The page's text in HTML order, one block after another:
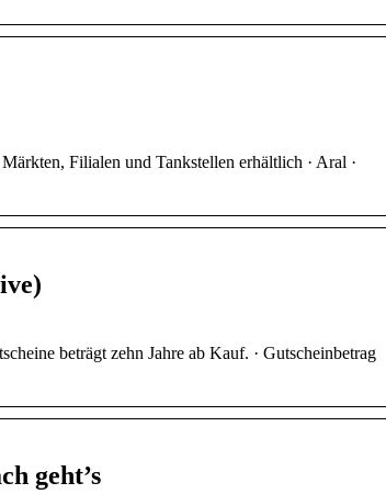
Filialen und Tankstellen erhältlich · Aral ·
beträgt zehn Jahre ab Kauf. · Gutscheinbetrag
geht’s